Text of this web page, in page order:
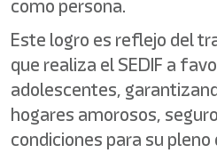
como persona.
Este logro es reflejo del
que realiza el SEDIF a
adolescentes,
hogares amorosos,
condiciones para su